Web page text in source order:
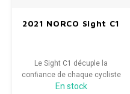
2021 NORCO Sight C1
Le Sight C1 décuple la
confiance de chaque cycliste
en all-mountain avec sa
En stock